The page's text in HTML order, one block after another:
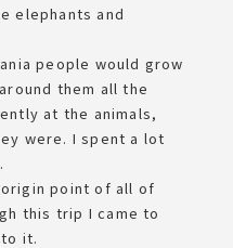
elephants and
people would grow
them all the
at the animals,
were. I spent a lot
point of all of
this trip I came to
it.